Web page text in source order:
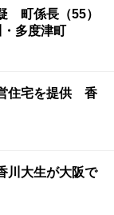
町係長（55）
多度津町
住宅を提供 香
川大生が大阪で